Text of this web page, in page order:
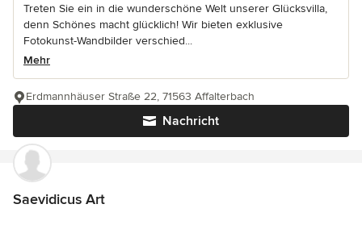
Treten Sie ein in die wunderschöne Welt unserer Glücksvilla,
denn Schönes macht glücklich! Wir bieten exklusive
Fotokunst-Wandbilder verschied...
Mehr
Nachricht
Erdmannhäuser Straße 22, 71563 Affalterbach
Saevidicus Art